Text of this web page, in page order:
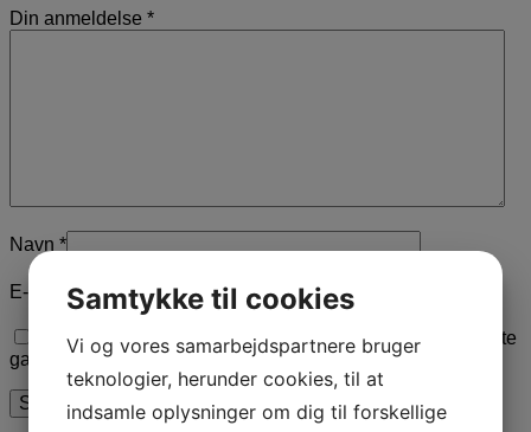
Din anmeldelse *
Navn *
E-mail*
Gem mit navn, mail og websted i denne browser til næste
gang jeg kommenterer.
Samtykke til cookies
Vi og vores samarbejdspartnere bruger
teknologier, herunder cookies, til at
indsamle oplysninger om dig til forskellige